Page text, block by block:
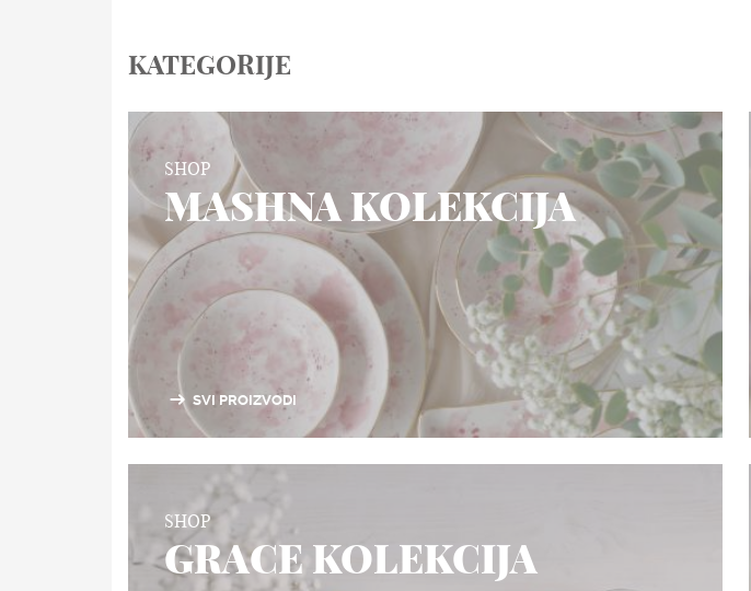
KATEGORIJE
SHOP
MASHNA KOLEKCIJA
SVI PROIZVODI
SHOP
GRACE KOLEKCIJA